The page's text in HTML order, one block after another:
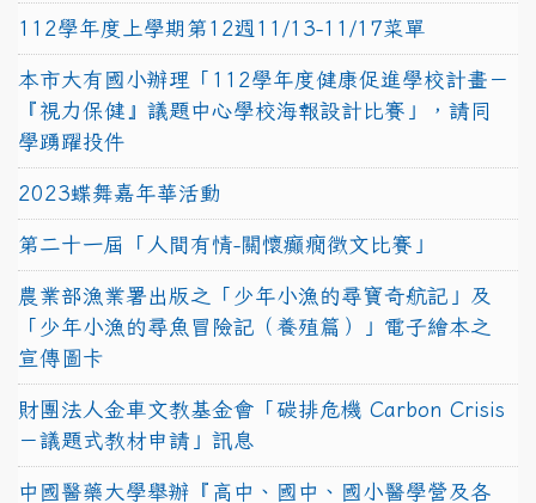
112學年度上學期第12週11/13-11/17菜單
本市大有國小辦理「112學年度健康促進學校計畫－
『視力保健』議題中心學校海報設計比賽」，請同
學踴躍投件
2023蝶舞嘉年華活動
第二十一屆「人間有情-關懷癲癇徵文比賽」
農業部漁業署出版之「少年小漁的尋寶奇航記」及
「少年小漁的尋魚冒險記（養殖篇）」電子繪本之
宣傳圖卡
財團法人金車文教基金會「碳排危機 Carbon Crisis
－議題式教材申請」訊息
中國醫藥大學舉辦『高中、國中、國小醫學營及各